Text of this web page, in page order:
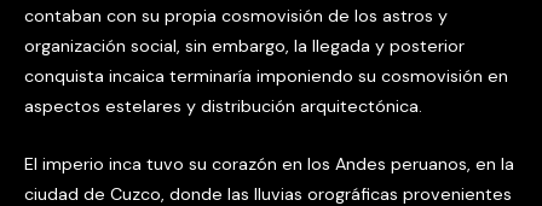
contaban con su propia cosmovisión de los astros y
organización social, sin embargo, la llegada y posterior
conquista incaica terminaría imponiendo su cosmovisión en
aspectos estelares y distribución arquitectónica.
El imperio inca tuvo su corazón en los Andes peruanos, en la
ciudad de Cuzco, donde las lluvias orográficas provenientes